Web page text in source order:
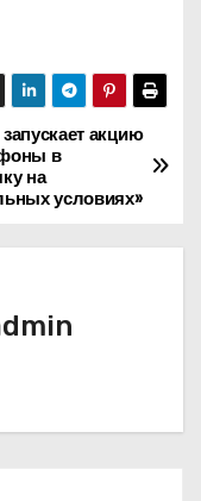
акцию
в
на
условиях»